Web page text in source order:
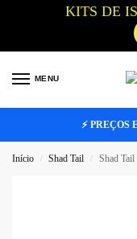
KITS DE
MENU
⚡
Início / Shad Tail / Shad